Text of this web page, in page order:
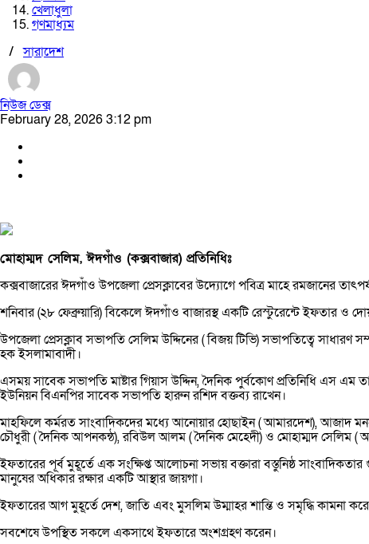
খেলাধুলা
গণমাধ্যম
/সারাদেশ
নিউজ ডেক্স
February 28, 2026 3:12 pm
মোহাম্মদ সেলিম, ঈদগাঁও (কক্সবাজার) প্রতিনিধিঃ
কক্সবাজারের ঈদগাঁও উপজেলা প্রেসক্লাবের উদ্যোগে পবিত্র মাহে রমজানের
শনিবার (২৮ ফেব্রুয়ারি) বিকেলে ঈদগাঁও বাজারস্থ একটি রেস্টুরেন্টে ইফতার ও
উপজেলা প্রেসক্লাব সভাপতি সেলিম উদ্দিনের ( বিজয় টিভি) সভাপতিত্বে
হক ইসলামাবাদী।
এসময় সাবেক সভাপতি মাষ্টার গিয়াস উদ্দিন, দৈনিক পুর্বকোণ প্রতিনিধি এস এম
ইউনিয়ন বিএনপির সাবেক সভাপতি হারুন রশিদ বক্তব্য রাখেন।
মাহফিলে কর্মরত সাংবাদিকদের মধ্যে আনোয়ার হোছাইন ( আমারদেশ), আজাদ
চৌধুরী ( দৈনিক আপনকন্ঠ), রবিউল আলম ( দৈনিক মেহেদী) ও মোহাম্মদ সেলিম (
ইফতারের পূর্ব মুহূর্তে এক সংক্ষিপ্ত আলোচনা সভায় বক্তারা বস্তুনিষ্ঠ
মানুষের অধিকার রক্ষার একটি আস্থার জায়গা।
ইফতারের আগ মুহূর্তে দেশ, জাতি এবং মুসলিম উম্মাহর শান্তি ও সমৃদ্ধি কামনা
সবশেষে উপস্থিত সকলে একসাথে ইফতারে অংশগ্রহণ করেন।